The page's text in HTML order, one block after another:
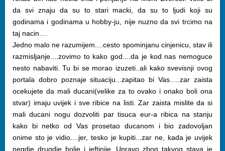
da svi znaju da su to stari macki, da su to ljudi koji su
godinama i godinama u hobby-ju, nije nuzno da svi trcimo na
taj nacin....
Jedno malo ne razumijem....cesto spominjanu cinjenicu, stav ili
razmisljanje....zovimo to kako god....da je kod nas nemoguce
nesto nabaviti. Tu bi se morao izuzeti..ali kako svevisnji ovog
portala dobro poznaje situaciju...zapitao bi Vas.....zar zaista
ocekujete da mali ducani(velike za to ovako i onako boli ona
stvar) imaju uvijek i sve ribice na listi. Zar zaista mislite da si
mali ducani nogu dozvoliti par tisuca eur-a ribica na stanju
kako bi netko od Vas prosetao ducanom i bio zadovoljan
onime sto je vidio....jer, tesko je kupiti...zar ne, kada je uvijek
negdje drugdje bolje i jeftinije. Upravo zbog takvog stava je